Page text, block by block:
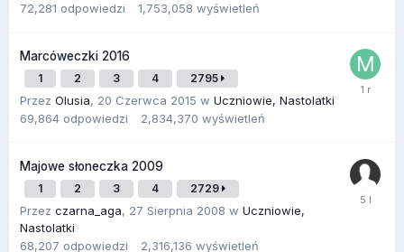
72,281 odpowiedzi 1,753,058 wyświetleń
Marcóweczki 2016
1 2 3 4 2795
Przez Olusia, 20 Czerwca 2015 w Uczniowie, Nastolatki
69,864 odpowiedzi 2,834,370 wyświetleń
Majowe słoneczka 2009
1 2 3 4 2729
Przez czarna_aga, 27 Sierpnia 2008 w Uczniowie,
Nastolatki
68,207 odpowiedzi 2,316,136 wyświetleń